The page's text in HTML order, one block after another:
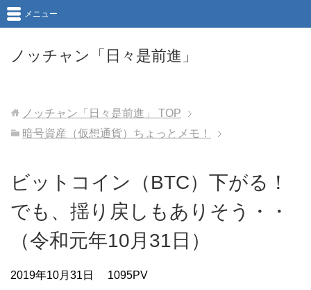
ノッチャン「日々是前進」
メニュー
ノッチャン「日々是前進」
TOP
暗号資産（仮想通貨）ちょっとメモ！
ビットコイン（BTC）下がる！
でも、揺り戻しもありそう・・
（令和元年10月31日）
2019年10月31日 1095PV